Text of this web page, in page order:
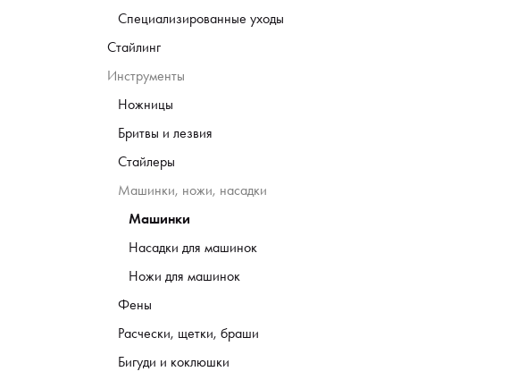
Специализированные уходы
Стайлинг
Инструменты
Ножницы
Бритвы и лезвия
Стайлеры
Машинки, ножи, насадки
Машинки
Насадки для машинок
Ножи для машинок
Фены
Расчески, щетки, браши
Бигуди и коклюшки